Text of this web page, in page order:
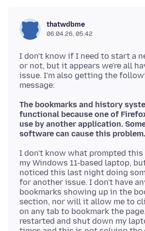
thatwdbme
06.04.26, 05:42
I don't know if I need to start a
or not, but it appears we're all
issue. I'm also getting the
The bookmarks and history
functional because one of
use by another application.
software can cause this problem.
I don't know what prompted this
my Windows 11-based laptop,
noticed this last night doing
for another issue. I don't have
bookmarks showing up in the
section, nor will it allow me to
on any tab to bookmark the
restarted and shut down my